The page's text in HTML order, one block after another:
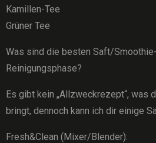
Kamillen-Tee
Grüner Tee
Was sind die besten Saft/
Reinigungsphase?
Es gibt kein „Allzweckrezept“, was
bringt, dennoch kann ich dir einige
Fresh&Clean (Mixer/Blender):